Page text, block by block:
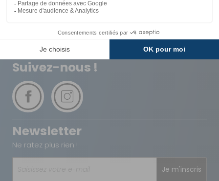
Carte de fidélité Plusieurs fois
Suivez-nous !
Newsletter
Ne ratez plus rien !
Je m'inscris